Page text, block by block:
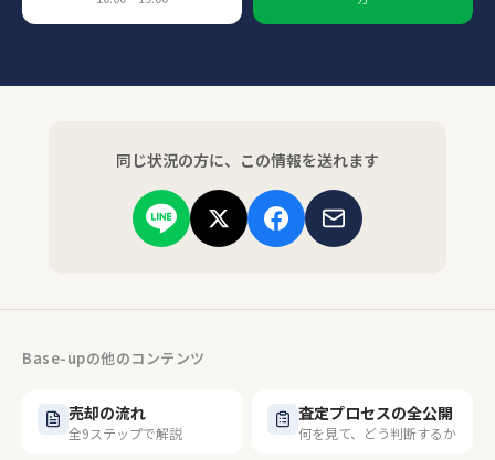
同じ状況の方に、この情報を送れます
Base-upの他のコンテンツ
売却の流れ
全9ステップで解説
査定プロセスの全公開
何を見て、どう判断するか